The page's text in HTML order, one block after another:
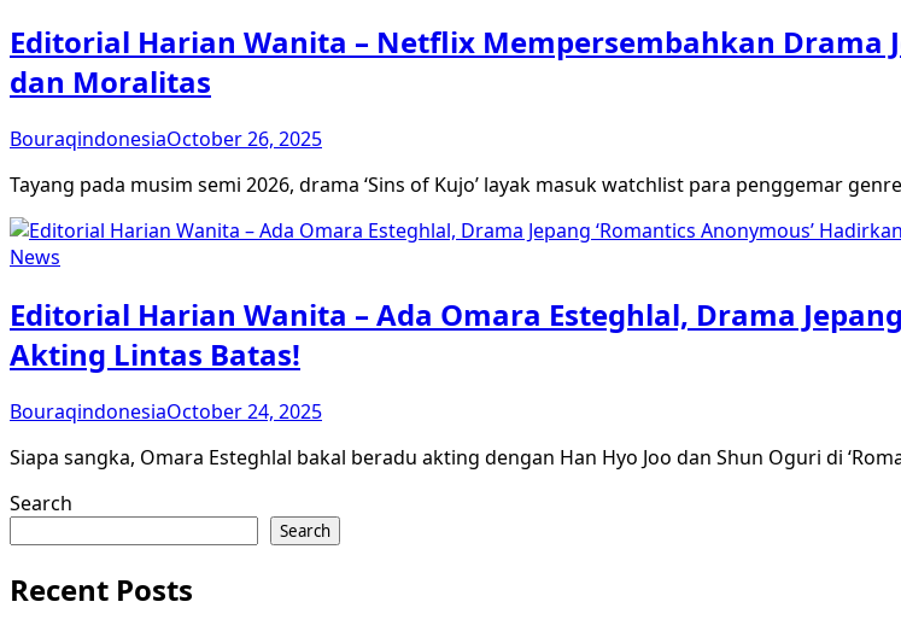
Editorial Harian Wanita – Netflix Mempersembahkan Drama
dan Moralitas
BouraqindonesiaOctober 26, 2025
Tayang pada musim semi 2026, drama ‘Sins of Kujo’ layak masuk watchlist para penggemar
News
Editorial Harian Wanita – Ada Omara Esteghlal, Drama
Akting Lintas Batas!
BouraqindonesiaOctober 24, 2025
Siapa sangka, Omara Esteghlal bakal beradu akting dengan Han Hyo Joo dan Shun Oguri di
Search
Search
Recent Posts